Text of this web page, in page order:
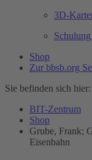
3D-
Shop
Zur bbsb.org
Sie befinden sich hier:
BIT-Zentrum
Shop
Grube, Frank;
Eisenbahn